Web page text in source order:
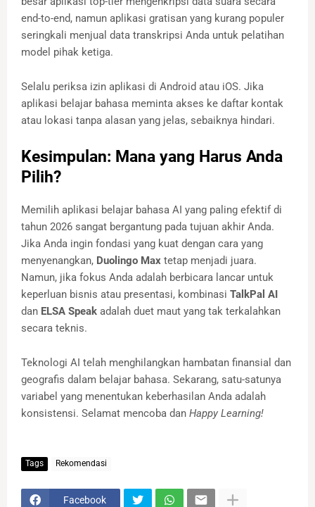
end-to-end, namun aplikasi gratisan yang kurang populer
seringkali menjual data transkripsi Anda untuk pelatihan
model pihak ketiga.
Selalu periksa izin aplikasi di Android atau iOS. Jika
aplikasi belajar bahasa meminta akses ke daftar kontak
atau lokasi tanpa alasan yang jelas, sebaiknya hindari.
Kesimpulan: Mana yang Harus Anda
Pilih?
Memilih aplikasi belajar bahasa AI yang paling efektif di
tahun 2026 sangat bergantung pada tujuan akhir Anda.
Jika Anda ingin fondasi yang kuat dengan cara yang
menyenangkan, Duolingo Max tetap menjadi juara.
Namun, jika fokus Anda adalah berbicara lancar untuk
keperluan bisnis atau presentasi, kombinasi TalkPal AI
dan ELSA Speak adalah duet maut yang tak terkalahkan
secara teknis.
Teknologi AI telah menghilangkan hambatan finansial dan
geografis dalam belajar bahasa. Sekarang, satu-satunya
variabel yang menentukan keberhasilan Anda adalah
konsistensi. Selamat mencoba dan Happy Learning!
Tags Rekomendasi
Facebook